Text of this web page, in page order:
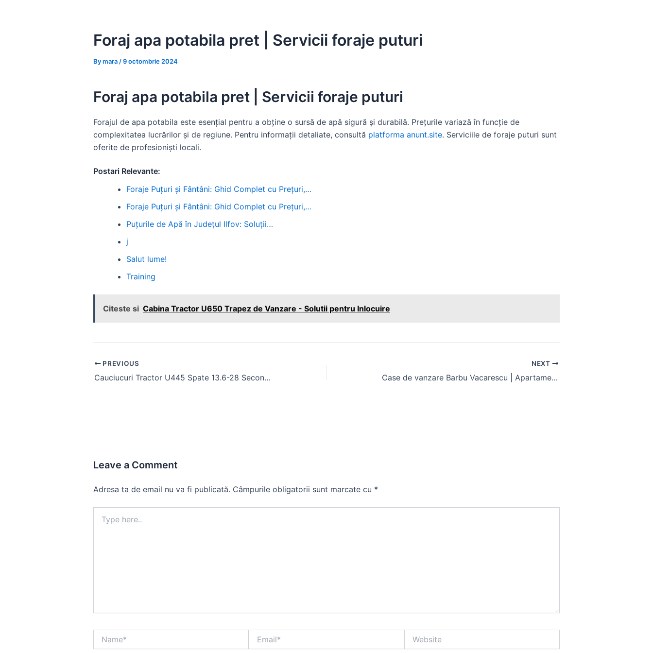
Foraj apa potabila pret | Servicii foraje puturi
Bymara /9 octombrie 2024
Foraj apa potabila pret | Servicii foraje puturi
Forajul de apa potabila este esențial pentru a obține o sursă de apă sigură și durabilă. Prețurile variază în funcție de
complexitatea lucrărilor și de regiune. Pentru informații detaliate, consultă platforma anunt.site. Serviciile de foraje puturi sunt
oferite de profesioniști locali.
Postari Relevante:
Foraje Puțuri și Fântâni: Ghid Complet cu Prețuri,…
Foraje Puțuri și Fântâni: Ghid Complet cu Prețuri,…
Puțurile de Apă în Județul Ilfov: Soluții…
j
Salut lume!
Training
Citeste si Cabina Tractor U650 Trapez de Vanzare - Solutii pentru Inlocuire
Post
navigation
PREVIOUS
Cauciucuri Tractor U445 Spate 13.6-28 Second Hand – Solutie Economica
NEXT
Case de vanzare Barbu Vacarescu | Apartamente studiouri
Leave a Comment
Adresa ta de email nu va fi publicată. Câmpurile obligatorii sunt marcate cu *
here..